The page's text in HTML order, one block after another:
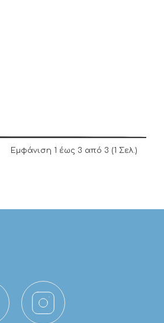
Εμφάνιση 1 έως 3 από 3 (1 Σελ.)